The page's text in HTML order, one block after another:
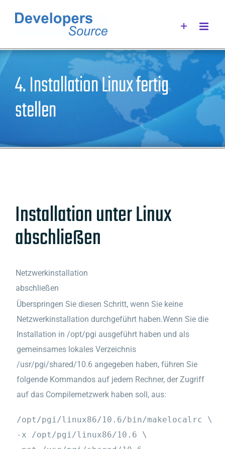
Inhalt
4. Installation Linux fertig
stellen
Installation unter Linux
abschließen
Netzwerkinstallation
abschließen
Überspringen Sie diesen Schritt, wenn Sie keine
Netzwerkinstallation durchgeführt haben.Wenn Sie die
Installation in /opt/pgi ausgeführt haben und als
gemeinsames lokales Verzeichnis
/usr/pgi/shared/10.6 angegeben haben, führen Sie
folgende Kommandos auf jedem Rechner, der Zugriff
auf das Compilernetzwerk haben soll, aus:
/opt/pgi/linux86/10.6/bin/makelocalrc \
-x /opt/pgi/linux86/10.6 \